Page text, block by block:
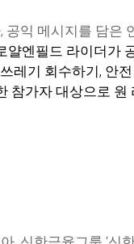
익 메시지를 담은
얄엔필드 라이더가
레기 회수하기, 안
참가자 대상으로